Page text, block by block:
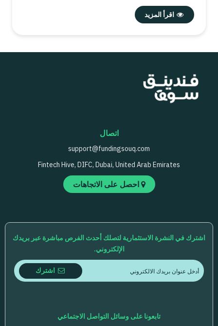
اقرأ المزيد
اتصال
support@fundingsouq.com
Fintech Hive, DIFC, Dubai, United Arab Emirates
احصل على الاتجاهات
اشترك في النشرة الاستثمارية لتصلك أحدث الفرص مباشرة عبر بريدك
الإلكتروني.
اشترك
تابعونا على وسائل التواصل الاجتماعي